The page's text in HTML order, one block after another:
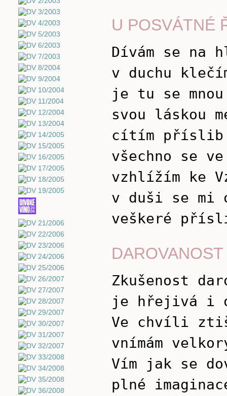
U POSVÁTNÉ
Dívám se na
v duchu
je tu se
svou láskou
cítím příslib
všechno se
vzhlížím ke
v duši se
veškeré
DAROVANOST
Zkušenost
je hřejivá i
Ve chvíli
vnímám
Vím jak se
plné